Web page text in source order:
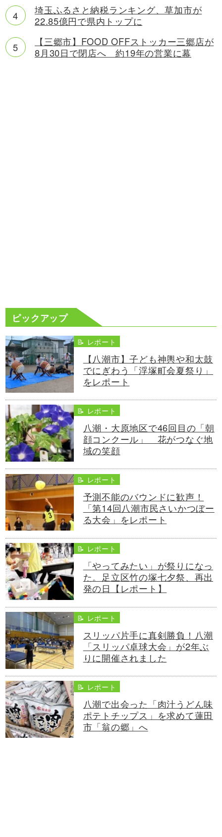
埼玉ふるさと納税ランキング、草加市が
22.85億円で県内トップに
【三郷市】FOOD OFFストッカー三郷店が
8月30日で閉店へ 約19年の営業に幕
ピックアップ
📝 レポート
【八潮市】子ども神輿や和太鼓
でにぎわう「浮塚町会夏祭り」
をレポート
📝 レポート
八潮・大原地区で46回目の「朝
顔コンクール」 花がつなぐ地
域の笑顔
📝 レポート
予測不能のバウンドに歓声！
「第14回八潮市民さいかつぼー
る大会」をレポート
📝 レポート
「やってみたい」が祭りになっ
た。足立区竹の塚七夕祭、再出
発の日【レポート】
📝 レポート
スリッパ片手に真剣勝負！八潮
「スリッパ卓球大会」が2年ぶ
りに開催されました
📝 レポート
八潮で出会った「肉汁うどん味
ポテトチップス」を求めて蓮田
市「翁の郷」へ